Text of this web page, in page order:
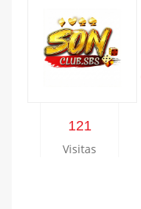
121
Visitas